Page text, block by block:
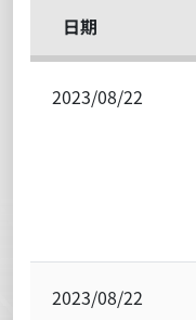
日期
2023/08/22
2023/08/22